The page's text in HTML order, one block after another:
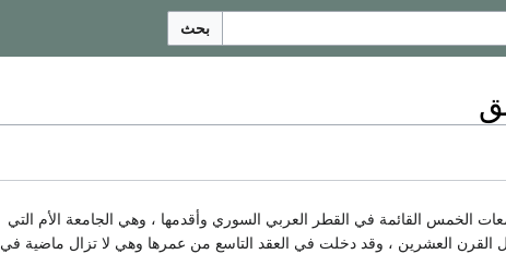
بحث
الخمس القائمة في القطر العربي السوري وأقدمها ، وهي الجامعة الأم التي
القرن العشرين ، وقد دخلت في العقد التاسع من عمرها وهي لا تزال ماضية في